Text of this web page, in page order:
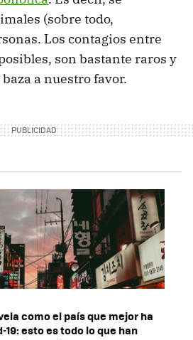
(sobre todo,
Los contagios entre
son bastante raros y
a nuestro favor.
como el país que mejor ha
esto es todo lo que han